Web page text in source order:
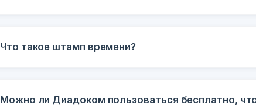
Что такое штамп времени?
Можно ли Диадоком пользоваться бесплатно,